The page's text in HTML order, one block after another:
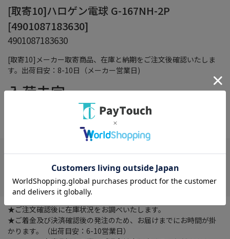
[取寄10]メーカー取寄商品、在庫と納期をご注文後確認いたしま
す。出荷目安：8-10日（メーカー営業日)
[取寄10]ハロゲン電球 G-167NH-2P
[4901087183630]
4901087183630
入荷未定
在庫がありません
★ご注文確認後に在庫状況をお調べいたします。
★ご着金及び決済確認後の発注のため、お届けまでにお時間が掛
かります。（出荷目安：6-10営業日）